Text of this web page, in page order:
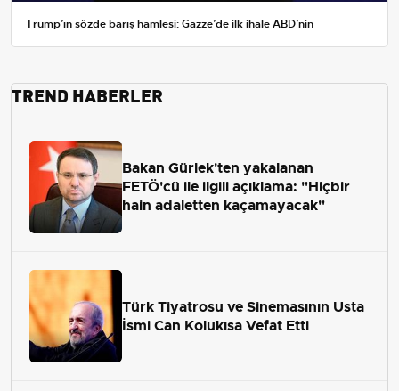
Trump’ın sözde barış hamlesi: Gazze’de ilk ihale ABD’nin
TREND HABERLER
Bakan Gürlek'ten yakalanan
FETÖ'cü ile ilgili açıklama: "Hiçbir
hain adaletten kaçamayacak"
Türk Tiyatrosu ve Sinemasının Usta
İsmi Can Kolukısa Vefat Etti